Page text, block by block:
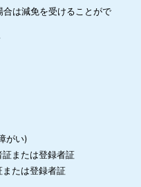
合は減免を受けることがで
がい)
または登録者証
たは登録者証